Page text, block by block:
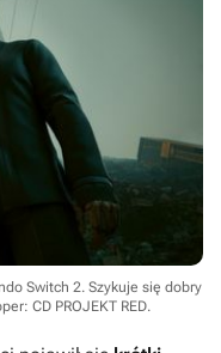
Switch 2. Szykuje się dobry
CD PROJEKT RED.